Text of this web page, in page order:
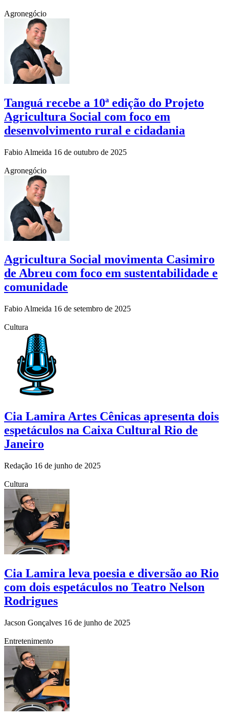
Agronegócio
Tanguá recebe a 10ª edição do Projeto
Agricultura Social com foco em
desenvolvimento rural e cidadania
Fabio Almeida 16 de outubro de 2025
Agronegócio
Agricultura Social movimenta Casimiro
de Abreu com foco em sustentabilidade e
comunidade
Fabio Almeida 16 de setembro de 2025
Cultura
Cia Lamira Artes Cênicas apresenta dois
espetáculos na Caixa Cultural Rio de
Janeiro
Redação 16 de junho de 2025
Cultura
Cia Lamira leva poesia e diversão ao Rio
com dois espetáculos no Teatro Nelson
Rodrigues
Jacson Gonçalves 16 de junho de 2025
Entretenimento